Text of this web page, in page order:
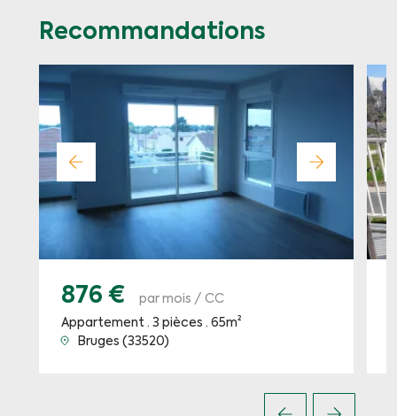
Recommandations
876 €
par mois / CC
Appartement · 3 pièces · 65m²
Bruges (33520)